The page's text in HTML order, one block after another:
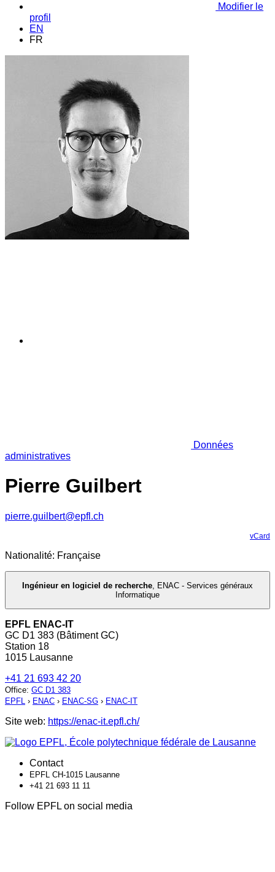
Modifier le
profil
EN
FR
Données
administratives
Pierre Guilbert
pierre.guilbert@epfl.ch
vCard
Nationalité: Française
Ingénieur en logiciel de recherche, ENAC - Services généraux
Informatique
EPFL ENAC-IT
GC D1 383 (Bâtiment GC)
Station 18
1015 Lausanne
+41 21 693 42 20
Office: GC D1 383
EPFL › ENAC › ENAC-SG › ENAC-IT
Site web: https://enac-it.epfl.ch/
Contact
EPFL CH-1015 Lausanne
+41 21 693 11 11
Follow EPFL on social media